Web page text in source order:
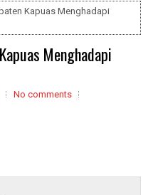
Kapuas Menghadapi
Menghadapi
No comments